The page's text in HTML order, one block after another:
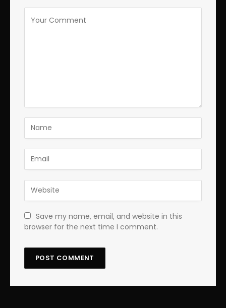
Save my name, email, and website in this
browser for the next time I comment.